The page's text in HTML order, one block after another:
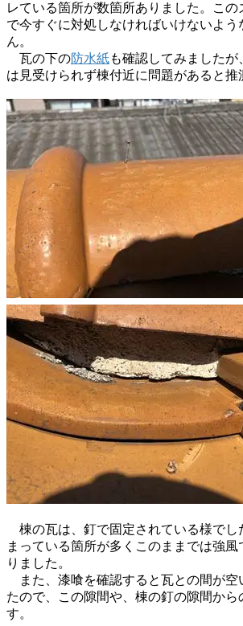
レている箇所が数箇所ありました。こ
で今すぐに対処しなければいけないよ
ん。
瓦の下の防水紙も確認してみました
は見受けられず棟付近に問題があると推
棟の瓦は、釘で固定されている様でし
まっている箇所が多くこのままでは強
りました。
また、漆喰を確認すると瓦との間が空
たので、この隙間や、棟の釘の隙間から
す。